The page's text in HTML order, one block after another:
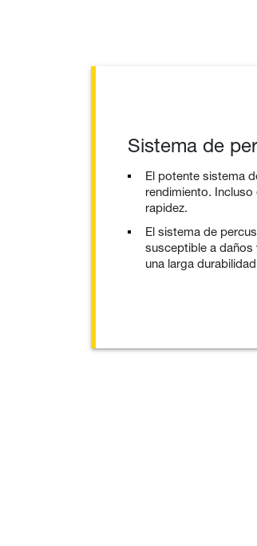
Sistema de
El potente sistema
rendimiento.
rapidez.
El sistema de
susceptible a daños
una larga